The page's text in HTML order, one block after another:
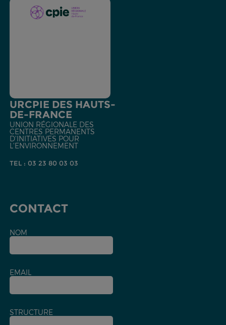
URCPIE DES HAUTS-
DE-FRANCE
UNION RÉGIONALE DES
CENTRES PERMANENTS
D'INITIATIVES POUR
L'ENVIRONNEMENT
TEL : 03 23 80 03 03
CONTACT
NOM
EMAIL
STRUCTURE